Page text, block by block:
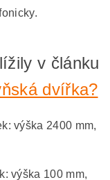
v článku
dvířka?
výška 2400 mm,
výška 100 mm,